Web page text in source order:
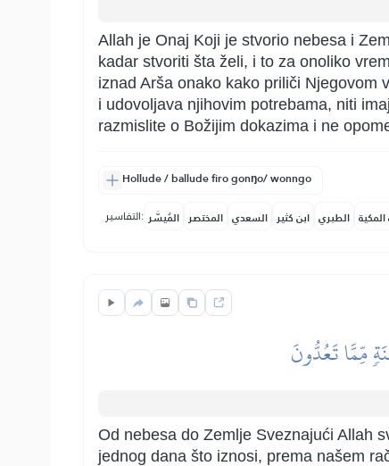
Allah je Onaj Koji je stvorio nebesa i
kadar stvoriti šta želi, i to za onoliko
iznad Arša onako kako priliči Njegovom
i udovoljava njihovim potrebama, niti
razmislite o Božijim dokazima i ne
Hollude / ballude firo gonŋo/ wonngo
التفاسير: المُيسَّر المختصر السعدي ابن كثير الطبري
مِّمَّا تَعُدُّونَ
Od nebesa do Zemlje Sveznajući Allah
jednog dana što iznosi, prema našem